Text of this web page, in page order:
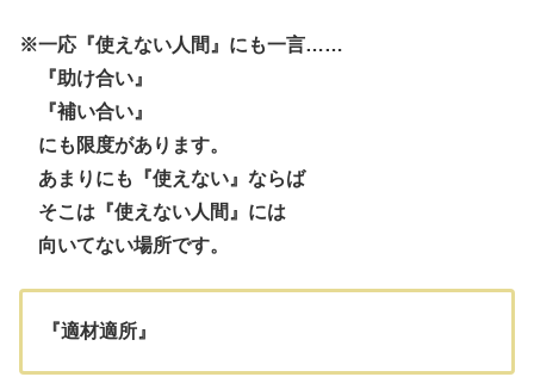
※一応『使えない人間』にも一言……
『助け合い』
『補い合い』
にも限度があります。
あまりにも『使えない』ならば
そこは『使えない人間』には
向いてない場所です。
『適材適所』